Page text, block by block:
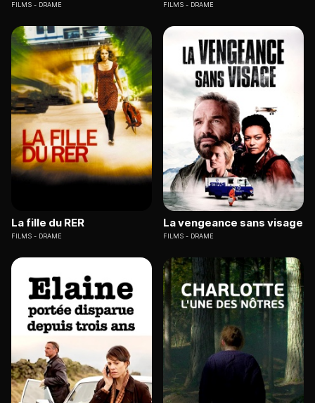
FILMS DRAME FILMS DRAME
La fille du RER
FILMS DRAME
La vengeance sans visage
FILMS DRAME